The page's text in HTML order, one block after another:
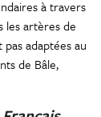
à travers
les artères de
adaptées au
de Bâle,